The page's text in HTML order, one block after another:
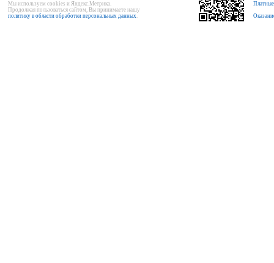
Мы используем cookies и Яндекс.Метрика.
Продолжая пользоваться сайтом, Вы принимаете нашу
политику в области обработки персональных данных.